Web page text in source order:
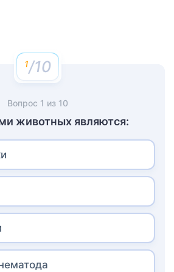
/10
Вопрос 1 из 10
животных являются: